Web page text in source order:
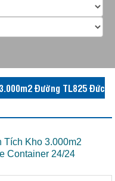
Đường TL825 Đức
Kho 3.000m2
Container 24/24